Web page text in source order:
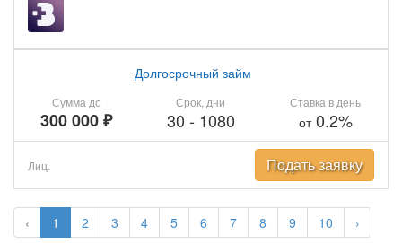
‹ 1 2 3 4 5 6 7 8 9 10 ›
Сумма до
300 000 ₽
Долгосрочный займ
Срок, дни
30 - 1080
Ставка в день
от0.2%
Лиц. Подать заявку